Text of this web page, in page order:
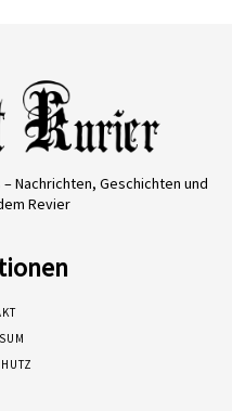
Nachrichten, Geschichten und
Revier